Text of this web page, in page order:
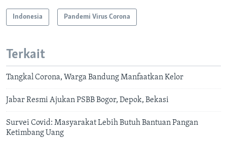
Indonesia Pandemi Virus Corona
Terkait
Tangkal Corona, Warga Bandung Manfaatkan Kelor
Jabar Resmi Ajukan PSBB Bogor, Depok, Bekasi
Survei Covid: Masyarakat Lebih Butuh Bantuan Pangan
Ketimbang Uang